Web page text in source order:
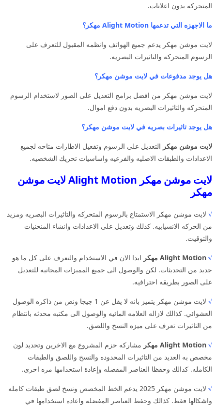
المتحركه بدون اعلانات.
ما الاجهزه التي تدعمها Alight Motion مهكر؟
لايت موشن مهكر يدعم جميع الهواتف وانظمه المقبول للتعرف على
الرسوم المتحركه والتاثيرات البصريه.
هل يوجد مدفوعات في لايت موشن مهكر؟
لايت موشن مهكر من افضل برامج التعديل على الصور لاستخدام الرسوم
المتحركه والتاثيرات البصريه بدون دفع اموال.
هل يوجد تاثيرات بصريه في لايت موشن مهكر؟
لايت موشن مهكر التعديل على الرسوم وتفعيل الاطارات متاحه لجميع
الاعدادات والطبقات الاصليه والفرعيه واساسيات تحريك الشخصيه.
لايت موشن مهكر Alight Motion لايت موشن
مهكر
√ لايت موشن مهكر الاستمتاع بالرسوم المتحركه والتاثيرات البصريه ومزيد
من الحركه الانسيابيه. كذلك وتعديل على الاعدادات وانشاء المنحنيات
والتوقيت.
√ Alight Motion مهكر
ابدا الان في الاستخدام والتعرف على كل ما هو
جديد من التحديثات. لكن والوصول الى جميع المميزات المجانيه للتعديل
على الصور بطريقه احترافيه.
√
لايت موشن مهكر يتميز بانه لا يقل عن 1 جيجا ونص من ذاكره الوصول
العشوائي. كذالك لازاله العلامه المائيه والوصول الى مكتبه محدثه بانتظام
من التاثيرات تعرف على ميزه النسخ واللصق.
√ Alight Motion مهكر
مشاركه حزم المشروع مع الاخرين وتحديد لون
مخصص به العديد من التاثيرات المحدوده والنسخ واللصق والطبقات
الكامله. كذالك وحفظا العناصر المفضله وإعادة استخدامها مره اخرى.
√
لايت موشن مهكر 2025 يدعم الخط المخصص ونسخ لصق طبقات كامله
واشكالها فقط. كذالك وحفظ العناصر المفضله واعاده استخدامها في